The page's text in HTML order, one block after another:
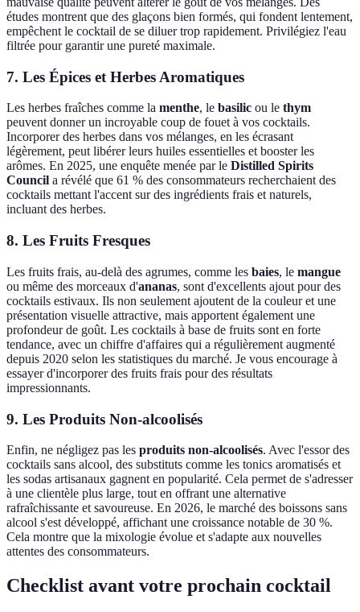
études montrent que des glaçons bien formés, qui fondent lentement,
empêchent le cocktail de se diluer trop rapidement. Privilégiez l'eau
filtrée pour garantir une pureté maximale.
7. Les Épices et Herbes Aromatiques
Les herbes fraîches comme la menthe, le basilic ou le thym
peuvent donner un incroyable coup de fouet à vos cocktails.
Incorporer des herbes dans vos mélanges, en les écrasant
légèrement, peut libérer leurs huiles essentielles et booster les
arômes. En 2025, une enquête menée par le Distilled Spirits
Council a révélé que 61 % des consommateurs recherchaient des
cocktails mettant l'accent sur des ingrédients frais et naturels,
incluant des herbes.
8. Les Fruits Fresques
Les fruits frais, au-delà des agrumes, comme les baies, le mangue
ou même des morceaux d'ananas, sont d'excellents ajout pour des
cocktails estivaux. Ils non seulement ajoutent de la couleur et une
présentation visuelle attractive, mais apportent également une
profondeur de goût. Les cocktails à base de fruits sont en forte
tendance, avec un chiffre d'affaires qui a régulièrement augmenté
depuis 2020 selon les statistiques du marché. Je vous encourage à
essayer d'incorporer des fruits frais pour des résultats
impressionnants.
9. Les Produits Non-alcoolisés
Enfin, ne négligez pas les produits non-alcoolisés. Avec l'essor des
cocktails sans alcool, des substituts comme les tonics aromatisés et
les sodas artisanaux gagnent en popularité. Cela permet de s'adresser
à une clientèle plus large, tout en offrant une alternative
rafraîchissante et savoureuse. En 2026, le marché des boissons sans
alcool s'est développé, affichant une croissance notable de 30 %.
Cela montre que la mixologie évolue et s'adapte aux nouvelles
attentes des consommateurs.
Checklist avant votre prochain cocktail